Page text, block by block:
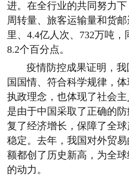
进。在全行业的共同努力
周转量、旅客运输量和货
里、4.4亿人次、732万吨，
8.2个百分点。
疫情防控成果证明，
国国情、符合科学规律，
执政理念，也体现了社会
是由于中国采取了正确的
复了经济增长，保障了全
稳定。去年，我国对外贸
额都创了历史新高，为全
的动力。